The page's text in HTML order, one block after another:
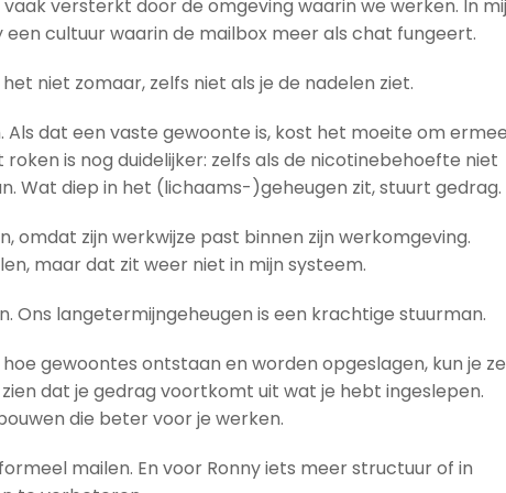
versterkt door de omgeving waarin we werken. In
cultuur waarin de mailbox meer als chat fungeert.
niet zomaar, zelfs niet als je de nadelen ziet.
dat een vaste gewoonte is, kost het moeite om
is nog duidelijker: zelfs als de nicotinebehoefte niet
Wat diep in het (lichaams-)geheugen zit, stuurt gedrag.
omdat zijn werkwijze past binnen zijn werkomgeving.
maar dat zit weer niet in mijn systeem.
Ons langetermijngeheugen is een krachtige stuurman.
gewoontes ontstaan en worden opgeslagen, kun je ze
dat je gedrag voortkomt uit wat je hebt ingeslepen.
die beter voor je werken.
mailen. En voor Ronny iets meer structuur of in